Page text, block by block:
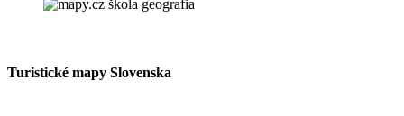
Turistické mapy Slovenska